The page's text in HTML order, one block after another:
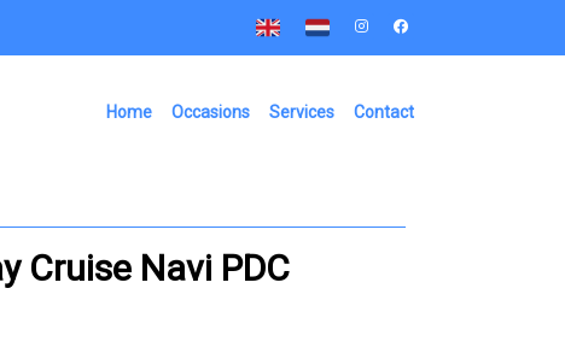
Home Occasions Services Contact
Cruise Navi PDC